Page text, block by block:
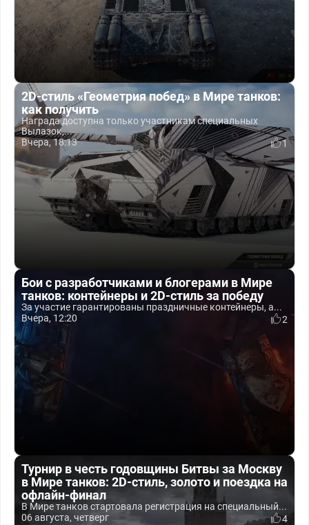
2D-стиль «Геометрия побед» в Мире танков:
как получить
Награда доступна только участникам специальных
Вылазок,...
Вчера, 18:13
1
Бои с разработчиками и блогерами в Мире
танков: контейнеры и 2D-стиль за победу
За участие гарантированы праздничные контейнеры, а...
Вчера, 12:20
2
Турнир в честь годовщины Битвы за Москву
в Мире танков: 2D-стиль, золото и поездка на
офлайн-финал
В Мире танков стартовала регистрация на специальный...
06 августа, четверг
4